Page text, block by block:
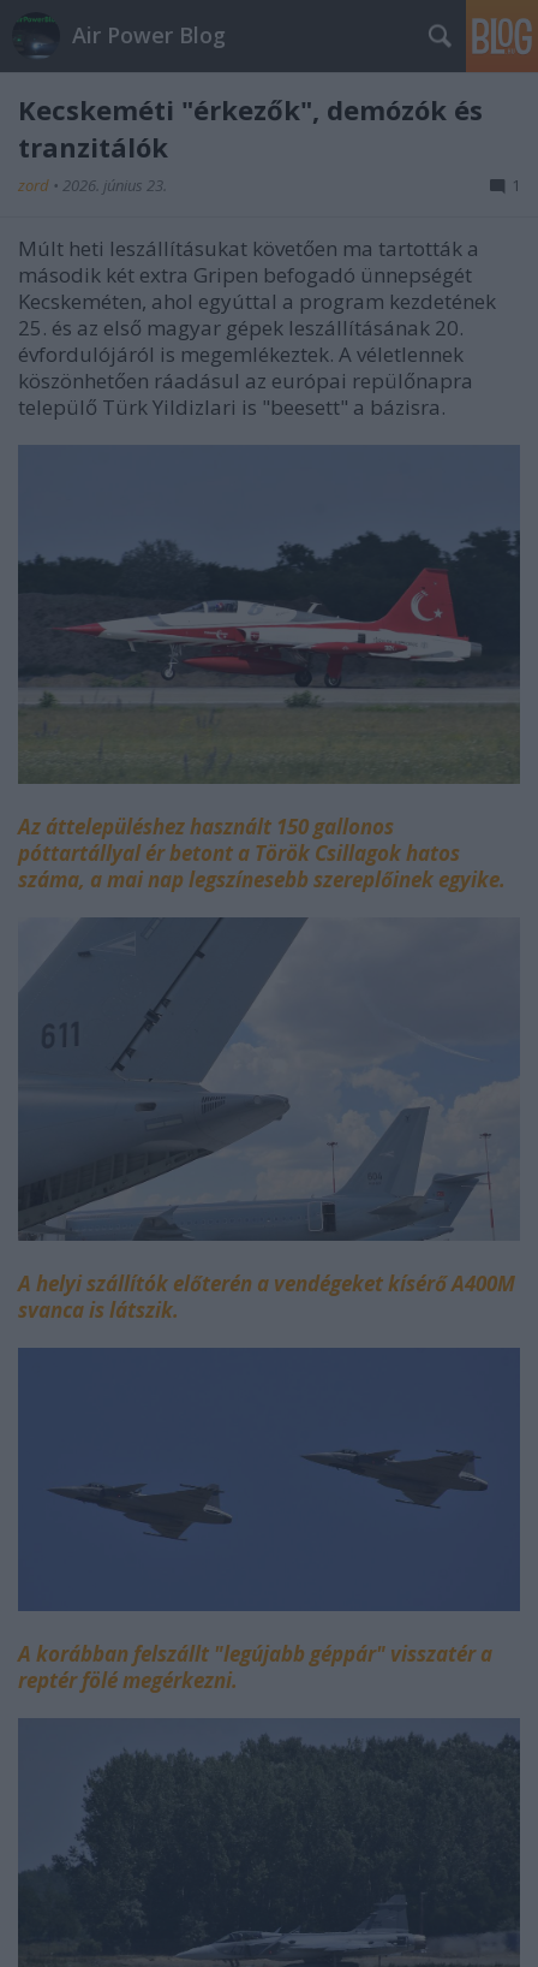
Air Power Blog
Kecskeméti "érkezők", demózók és
tranzitálók
zord • 2026. június 23. 1
Múlt heti leszállításukat követően ma tartották a
második két extra Gripen befogadó ünnepségét
Kecskeméten, ahol egyúttal a program kezdetének
25. és az első magyar gépek leszállításának 20.
évfordulójáról is megemlékeztek. A véletlennek
köszönhetően ráadásul az európai repülőnapra
települő Türk Yildizlari is "beesett" a bázisra.
Az áttelepüléshez használt 150 gallonos
póttartállyal ér betont a Török Csillagok hatos
száma, a mai nap legszínesebb szereplőinek egyike.
A helyi szállítók előterén a vendégeket kísérő A400M
svanca is látszik.
A korábban felszállt "legújabb géppár" visszatér a
reptér fölé megérkezni.